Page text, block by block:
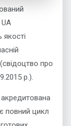
про
р.).
повний цикл